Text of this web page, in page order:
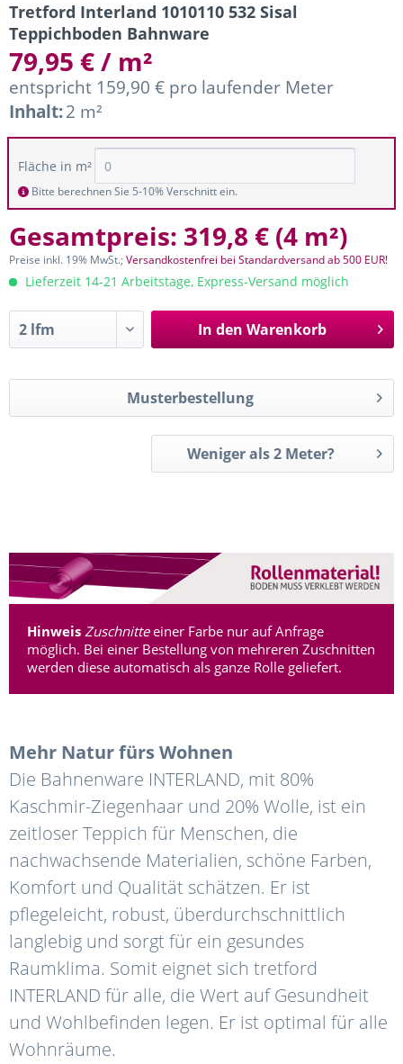
Tretford Interland 1010110 532 Sisal
Teppichboden Bahnware
79,95 € / m²
entspricht 159,90 € pro laufender Meter
Inhalt:2 m²
Fläche in m²
Bitte berechnen Sie 5-10% Verschnitt ein.
Gesamtpreis: 319,8 € (4 m²)
Preise inkl. 19% MwSt.;Versandkostenfrei bei Standardversand ab 500 EUR!
Lieferzeit 14-21 Arbeitstage, Express-Versand möglich
In den Warenkorb
Musterbestellung
Weniger als 2 Meter?
Hinweis Zuschnitteeiner Farbe nur auf Anfrage
möglich. Bei einer Bestellung von mehreren Zuschnitten
werden diese automatisch als ganze Rolle geliefert.
Mehr Natur fürs Wohnen
Die Bahnenware INTERLAND, mit 80%
Kaschmir-Ziegenhaar und 20% Wolle, ist ein
zeitloser Teppich für Menschen, die
nachwachsende Materialien, schöne Farben,
Komfort und Qualität schätzen. Er ist
pflegeleicht, robust, überdurchschnittlich
langlebig und sorgt für ein gesundes
Raumklima. Somit eignet sich tretford
INTERLAND für alle, die Wert auf Gesundheit
und Wohlbefinden legen. Er ist optimal für alle
Wohnräume.